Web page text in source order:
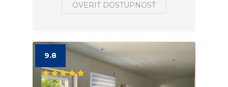
OVERIŤ DOSTUPNOSŤ
9.8